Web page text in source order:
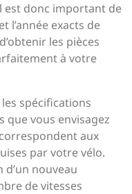
est donc important de
l’année exacts de
les pièces
à votre
spécifications
que vous envisagez
correspondent aux
par votre vélo.
d’un nouveau
de vitesses